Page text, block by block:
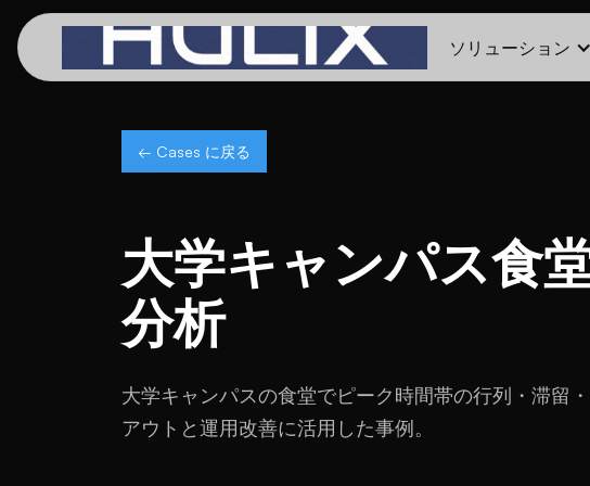
ソリューション
← Cases に戻る
大学キャンパス食
分析
大学キャンパスの食堂でピーク時間帯の行列・滞留
アウトと運用改善に活用した事例。